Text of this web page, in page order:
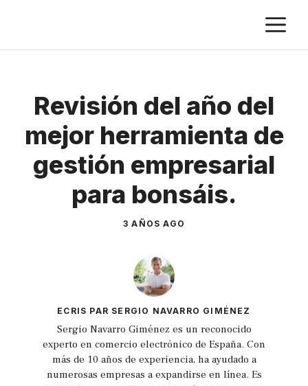
contenido
Revisión del año del
mejor herramienta de
gestión empresarial
para bonsáis.
3 AÑOS AGO
ECRIS PAR SERGIO NAVARRO GIMÉNEZ
Sergio Navarro Giménez es un reconocido
experto en comercio electrónico de España. Con
más de 10 años de experiencia, ha ayudado a
numerosas empresas a expandirse en línea. Es